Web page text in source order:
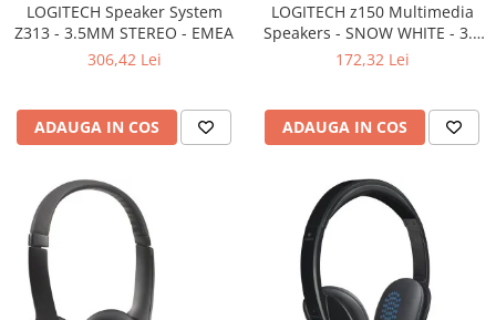
LOGITECH Speaker System
Z313 - 3.5MM STEREO - EMEA
306,42 Lei
ADAUGA IN COS
LOGITECH z150 Multimedia
Speakers - SNOW WHITE - 3.5
MM - EU
172,32 Lei
ADAUGA IN COS